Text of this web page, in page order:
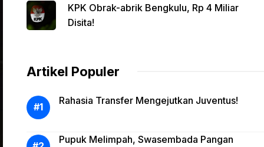
KPK Obrak-abrik Bengkulu, Rp 4 Miliar
Disita!
Artikel Populer
Rahasia Transfer Mengejutkan Juventus!
Pupuk Melimpah, Swasembada Pangan